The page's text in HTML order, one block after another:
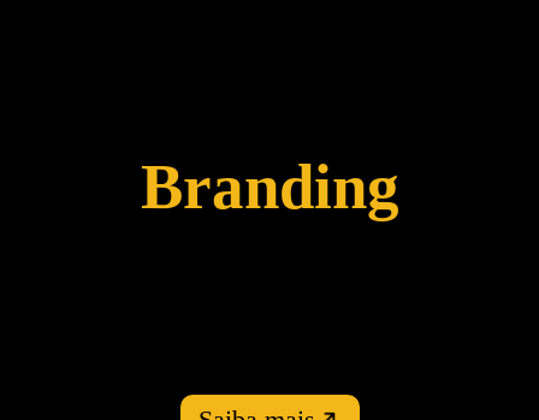
Branding